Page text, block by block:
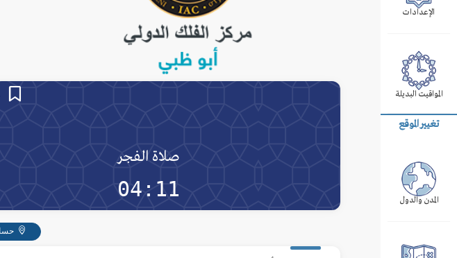
الإعدادات
المواقيت البديلة
تغيير الموقع
المدن والدول
صلاة الفجر
04:11